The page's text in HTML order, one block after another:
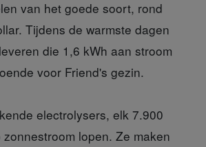
van het goede soort, rond
Tijdens de warmste dagen
die 1,6 kWh aan stroom
voor Friend's gezin.
electrolysers, elk 7.900
lopen. Ze maken